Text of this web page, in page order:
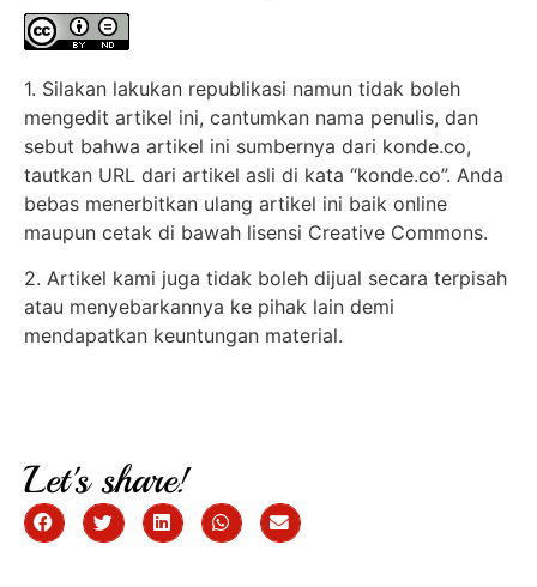
1. Silakan lakukan republikasi namun tidak boleh
mengedit artikel ini, cantumkan nama penulis, dan
sebut bahwa artikel ini sumbernya dari konde.co,
tautkan URL dari artikel asli di kata “konde.co”. Anda
bebas menerbitkan ulang artikel ini baik online
maupun cetak di bawah lisensi Creative Commons.
2. Artikel kami juga tidak boleh dijual secara terpisah
atau menyebarkannya ke pihak lain demi
mendapatkan keuntungan material.
Let's share!